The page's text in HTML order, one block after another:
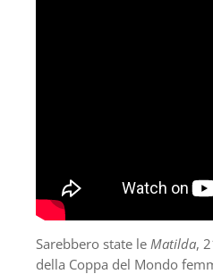
Sarebbero state le Matilda,
della Coppa del Mondo